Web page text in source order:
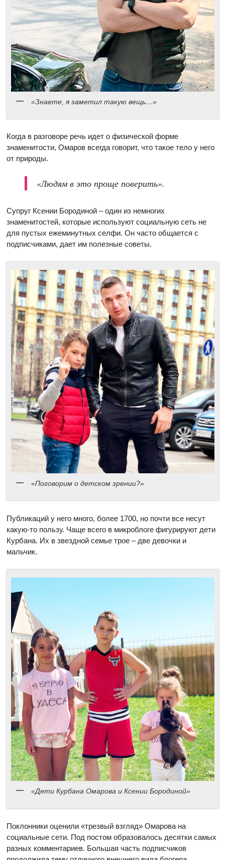
«Знаете, я заметил такую вещь…»
Когда в разговоре речь идет о физической форме
знаменитости, Омаров всегда говорит, что такое тело у него
от природы.
«Людям в это проще поверить».
Супруг Ксении Бородиной – один из немногих
знаменитостей, которые используют социальную сеть не
для пустых ежеминутных селфи. Он часто общается с
подписчиками, дает им полезные советы.
«Поговорим о детском зрении?»
Публикаций у него много, более 1700, но почти все несут
какую-то пользу. Чаще всего в микроблоге фигурируют дети
Курбана. Их в звездной семье трое – две девочки и
мальчик.
«Дети Курбана Омарова и Ксении Бородиной»
Поклонники оценили «трезвый взгляд» Омарова на
социальные сети. Под постом образовалось десятки самых
разных комментариев. Большая часть подписчиков